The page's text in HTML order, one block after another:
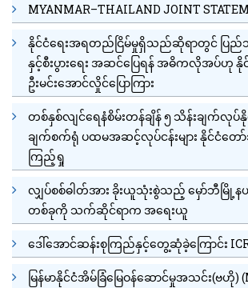
MYANMAR–THAILAND JOINT
နိုင်ငံရေးအရတည်ငြိမ်မှုရှိသည်ဆိုရာတွင် ပြည်
နှင့်စီးပွားရေး အဆင်ပြေရန် အဓိကလိုအပ်ဟု နို
ဦးမင်းအောင်လှိုင်ပြောကြား
တစ်နှစ်လျင်ရေနံစိမ်းတန်ချိန် ၅ သိန်းချက်လု
ချက်စက်ရုံ ပထမအဆင့်လုပ်ငန်းများ နိုင်ငံတေ
ကြည့်ရှု
လျှပ်စစ်ဓါတ်အား ခိုးယူသုံးစွဲသည့် မှော်ဘီမြို့န
တစ်ခုကို သက်ဆိုင်ရာက အရေးယူ
ဒေါ်အောင်ဆန်းစုကြည်နှင့်တွေ့ဆုံခဲ့ကြောင်း
မြန်မာနိုင်ငံအိမ်ခြံမြေဝန်ဆောင်မှုအသင်း(ဗဟို)